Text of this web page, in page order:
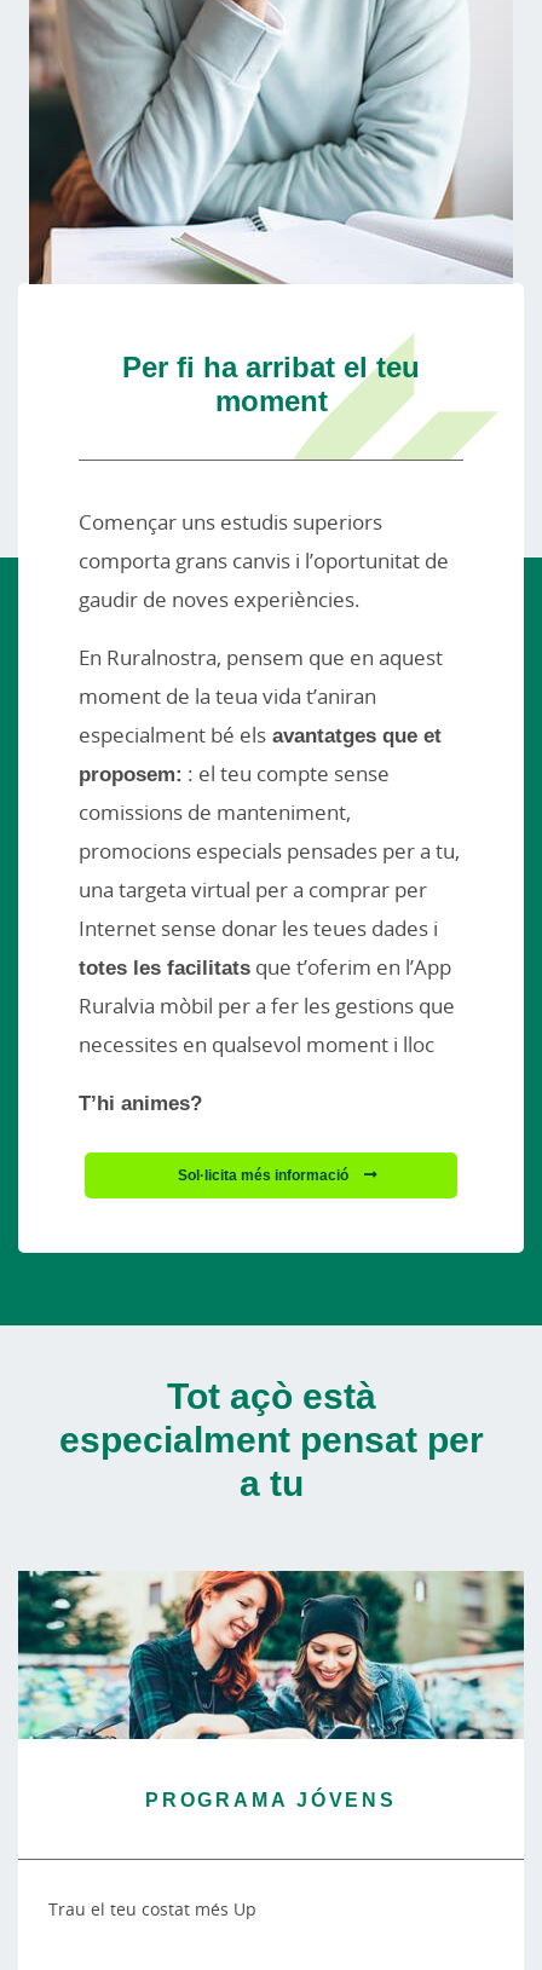
Per fi ha arribat el teu
moment
Començar uns estudis superiors
comporta grans canvis i l’oportunitat de
gaudir de noves experiències.
En Ruralnostra, pensem que en aquest
moment de la teua vida t’aniran
especialment bé els avantatges que et
proposem: : el teu compte sense
comissions de manteniment,
promocions especials pensades per a tu,
una targeta virtual per a comprar per
Internet sense donar les teues dades i
totes les facilitats que t’oferim en l’App
Ruralvia mòbil per a fer les gestions que
necessites en qualsevol moment i lloc
T’hi animes?
Sol·licita més informació
Tot açò està
especialment pensat per
a tu
PROGRAMA JÓVENS
Trau el teu costat més Up